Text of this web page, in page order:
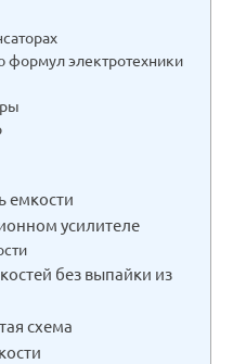
электротехники
емкости
усилителе
без выпайки из
схема